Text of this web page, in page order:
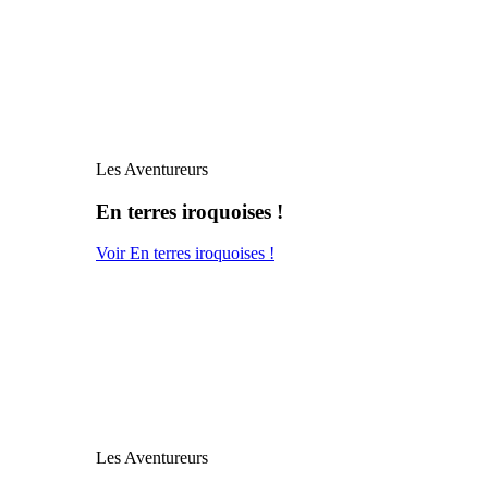
Les Aventureurs
En terres iroquoises !
Voir En terres iroquoises !
Les Aventureurs